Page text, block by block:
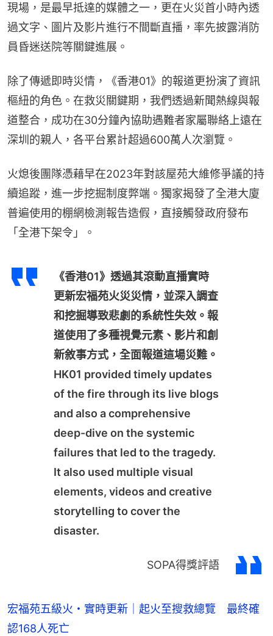
現場，是最早抵達的媒體之一，更在火災首小時內透
過文字、圖片及影片進行不間斷直播，率先披露消防
員昏迷送院等關鍵進展。
除了傳遞即時災情，《香港01》的報道更扮演了資訊
樞紐的角色。在救災關鍵期，我們透過新聞熱線與報
道整合，成功在30分鐘內協助遇難者家屬聯絡上遠在
深圳的親人，各平台累計超過600萬人次瀏覽。
火熄後團隊憑藉早在2023年對該屋苑大維修爭議的持
續追蹤，進一步挖掘制度弊端。獨家揭發了全港大廈
普遍使用的棚網檢測報告造假，直接觸發政府發布
「全港下架令」。
《香港01》透過其滾動直播實時
更新宏福苑火災災情，並深入調查
和挖掘導致悲劇的系統性失效。報
道使用了多種視覺元素、影片和創
新敘事方式，全面報道這場災難。
HK01 provided timely updates
of the fire through its live blogs
and also a comprehensive
deep-dive on the systemic
failures that led to the tragedy.
It also used multiple visual
elements, videos and creative
storytelling to cover the
disaster.
SOPA得獎評語
宏福苑五級火・實時更新｜起火至搜救總覽 最終確
認168人死亡